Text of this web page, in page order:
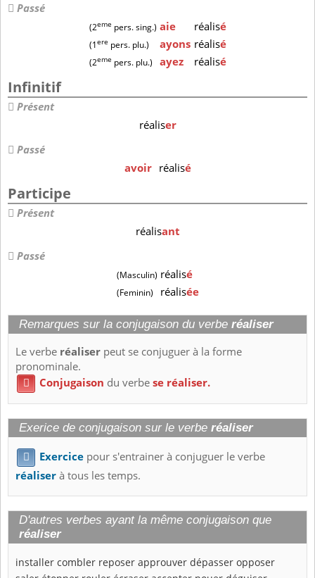
Passé
(2eme pers. sing.) aie réalisé
(1ere pers. plu.) ayons réalisé
(2eme pers. plu.) ayez réalisé
Infinitif
Présent
réaliser
Passé
avoir réalisé
Participe
Présent
réalisant
Passé
(Masculin) réalisé
(Feminin) réalisée
Remarques sur la conjugaison du verbe réaliser
Le verbe réaliser peut se conjuguer à la forme
pronominale.
 Conjugaison du verbese réaliser.
Exerice de conjugaison sur le verbe réaliser
 Exercice pour s'entrainer à conjuguer le verbe
réaliserà tous les temps.
D'autres verbes ayant la même conjugaison que
réaliser
installer combler reposer approuver dépasser opposer